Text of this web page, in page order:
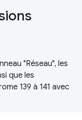
"Réseau", les
que les
139 à 141 avec